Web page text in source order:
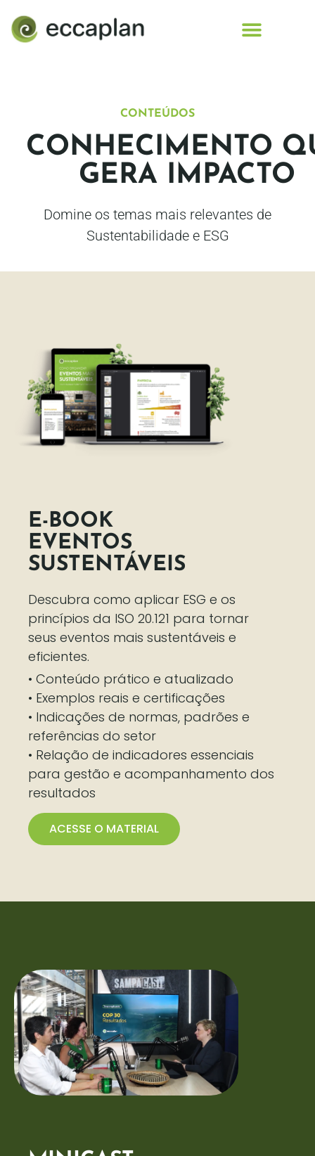
CONTEÚDOS
CONHECIMENTO
GERA IMPACTO
Domine os temas mais relevantes de
Sustentabilidade e ESG
E-BOOK
EVENTOS
SUSTENTÁVEIS
Descubra como aplicar ESG e os
princípios da ISO 20.121 para tornar
seus eventos mais sustentáveis e
eficientes.
• Conteúdo prático e atualizado
• Exemplos reais e certificações
• Indicações de normas, padrões e
referências do setor
• Relação de indicadores essenciais
para gestão e acompanhamento dos
resultados
ACESSE O MATERIAL